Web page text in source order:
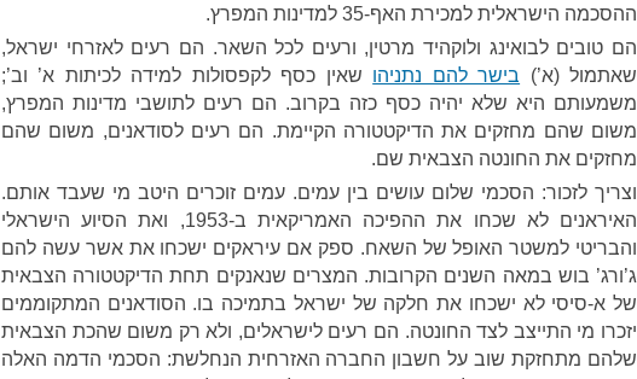
ההסכמה הישראלית למכירת האף-35 למדינות המפרץ.
הם טובים לבואינג ולוקהיד מרטין, ורעים לכל השאר. הם רעים לאזרחי ישראל,
שאתמול (א’) בישר להם נתניהו שאין כסף לקפסולות למידה לכיתות א’ וב’;
משמעותם היא שלא יהיה כסף כזה בקרוב. הם רעים לתושבי מדינות המפרץ,
משום שהם מחזקים את הדיקטטורה הקיימת. הם רעים לסודאנים, משום שהם
מחזקים את החונטה הצבאית שם.
וצריך לזכור: הסכמי שלום עושים בין עמים. עמים זוכרים היטב מי שעבד אותם.
האיראנים לא שכחו את ההפיכה האמריקאית ב-1953, ואת הסיוע הישראלי
והבריטי למשטר האופל של השאח. ספק אם עיראקים ישכחו את אשר עשה להם
ג’ורג’ בוש במאה השנים הקרובות. המצרים שנאנקים תחת הדיקטטורה הצבאית
של א-סיסי לא ישכחו את חלקה של ישראל בתמיכה בו. הסודאנים המתקוממים
יזכרו מי התייצב לצד החונטה. הם רעים לישראלים, ולא רק משום שהכת הצבאית
שלהם מתחזקת שוב על חשבון החברה האזרחית הנחלשת: הסכמי הדמה האלה